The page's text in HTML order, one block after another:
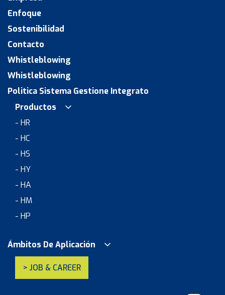
Enfoque
Sostenibilidad
Contacto
Whistleblowing
Whistleblowing
Politica Sistema Gestione Integrato
Productos
- HR
- HC
- HS
- HY
- HA
- HM
- HP
Ámbitos De Aplicación
> JOB & CAREER